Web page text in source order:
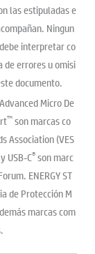
las estipuladas e
Ningun
interpretar co
de errores u omisi
documento.
Micro De
™son marcas co
Association (VES
y USB-C®son marc
ENERGY ST
de Protección M
marcas com